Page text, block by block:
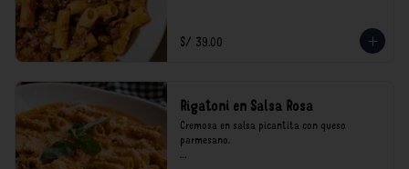
S/ 39.00
Rigatoni en Salsa Rosa
Cremosa en salsa picantita con queso
parmesano.